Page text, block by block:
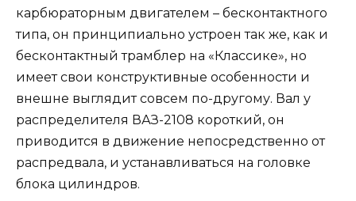
карбюраторным двигателем – бесконтактного
типа, он принципиально устроен так же, как и
бесконтактный трамблер на «Классике», но
имеет свои конструктивные особенности и
внешне выглядит совсем по-другому. Вал у
распределителя ВАЗ-2108 короткий, он
приводится в движение непосредственно от
распредвала, и устанавливаться на головке
блока цилиндров.